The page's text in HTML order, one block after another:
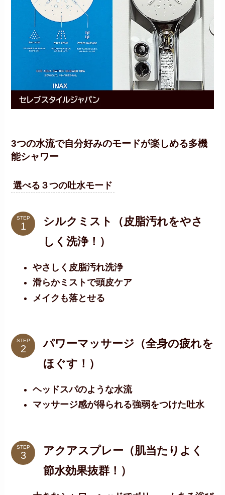
3つの水流で自分好みのモードが楽しめる多機
能シャワー
選べる３つの吐水モード
STEP
シルクミスト（皮脂汚れをやさ
しく洗浄！）
やさしく皮脂汚れ洗浄
滑らかミストで頭皮ケア
メイクも落とせる
STEP
パワーマッサージ（全身の疲れを
ほぐす！）
ヘッドスパのような水流
マッサージ感が得られる強弱をつけた吐水
STEP
アクアスプレー（肌当たりよく
節水効果抜群！）